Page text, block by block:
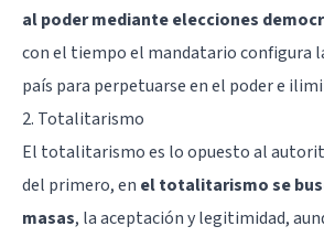
al poder mediante elecciones
con el tiempo el mandatario configura
país para perpetuarse en el poder e
2. Totalitarismo
El totalitarismo es lo opuesto al
del primero, en el totalitarismo se
masas, la aceptación y legitimidad,